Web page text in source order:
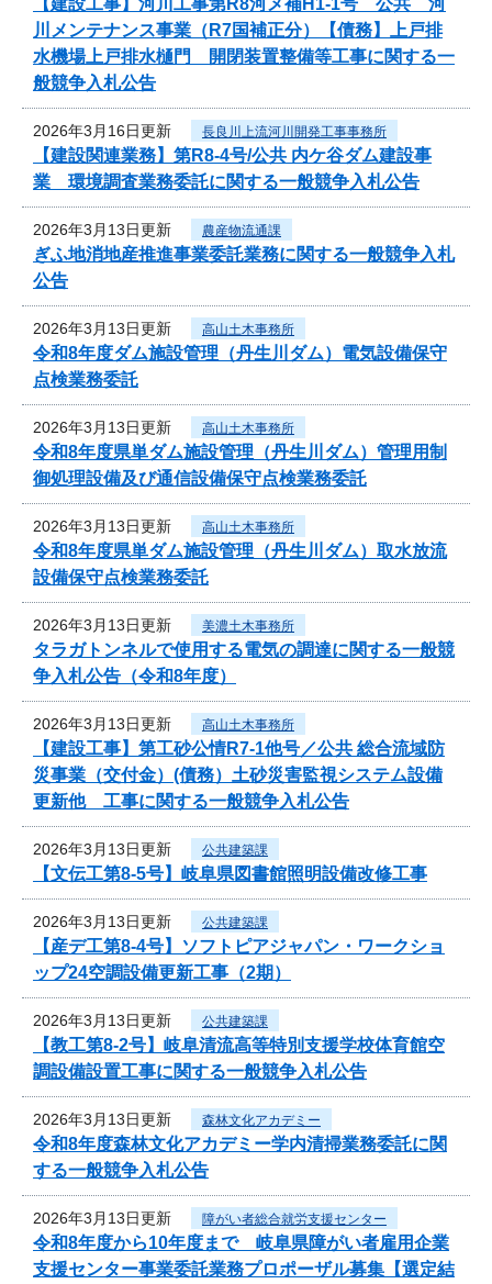
川メンテナンス事業（R7国補正分）【債務】上戸排
水機場上戸排水樋門 開閉装置整備等工事に関する一
般競争入札公告
2026年3月16日更新 長良川上流河川開発工事事務所
【建設関連業務】第R8-4号/公共 内ケ谷ダム建設事
業 環境調査業務委託に関する一般競争入札公告
2026年3月13日更新 農産物流通課
ぎふ地消地産推進事業委託業務に関する一般競争入札
公告
2026年3月13日更新 高山土木事務所
令和8年度ダム施設管理（丹生川ダム）電気設備保守
点検業務委託
2026年3月13日更新 高山土木事務所
令和8年度県単ダム施設管理（丹生川ダム）管理用制
御処理設備及び通信設備保守点検業務委託
2026年3月13日更新 高山土木事務所
令和8年度県単ダム施設管理（丹生川ダム）取水放流
設備保守点検業務委託
2026年3月13日更新 美濃土木事務所
タラガトンネルで使用する電気の調達に関する一般競
争入札公告（令和8年度）
2026年3月13日更新 高山土木事務所
【建設工事】第工砂公情R7-1他号／公共 総合流域防
災事業（交付金）(債務）土砂災害監視システム設備
更新他 工事に関する一般競争入札公告
2026年3月13日更新 公共建築課
【文伝工第8-5号】岐阜県図書館照明設備改修工事
2026年3月13日更新 公共建築課
【産デ工第8-4号】ソフトピアジャパン・ワークショ
ップ24空調設備更新工事（2期）
2026年3月13日更新 公共建築課
【教工第8-2号】岐阜清流高等特別支援学校体育館空
調設備設置工事に関する一般競争入札公告
2026年3月13日更新 森林文化アカデミー
令和8年度森林文化アカデミー学内清掃業務委託に関
する一般競争入札公告
2026年3月13日更新 障がい者総合就労支援センター
令和8年度から10年度まで 岐阜県障がい者雇用企業
支援センター事業委託業務プロポーザル募集【選定結